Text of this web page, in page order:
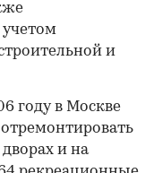
учетом
и
году в Москве
и на